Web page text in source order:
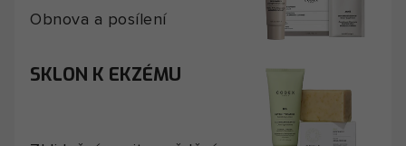
Obnova a posílení
SKLON K EKZÉMU